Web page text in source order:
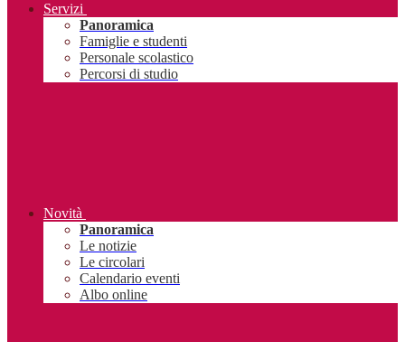
Servizi
Panoramica
Famiglie e studenti
Personale scolastico
Percorsi di studio
Novità
Panoramica
Le notizie
Le circolari
Calendario eventi
Albo online